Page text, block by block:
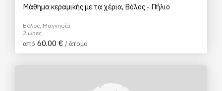
Μάθημα κεραμικής με τα χέρια, Βόλος - Πήλιο
Βόλος, Μαγνησία
2 ώρες
από 60.00 € / άτομο